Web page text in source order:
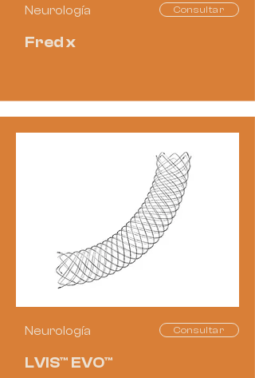
Neurología Consultar
Fred x
Neurología Consultar
LVIS™ EVO™